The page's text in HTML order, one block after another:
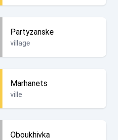
Partyzanske
village
Marhanets
ville
Oboukhivka